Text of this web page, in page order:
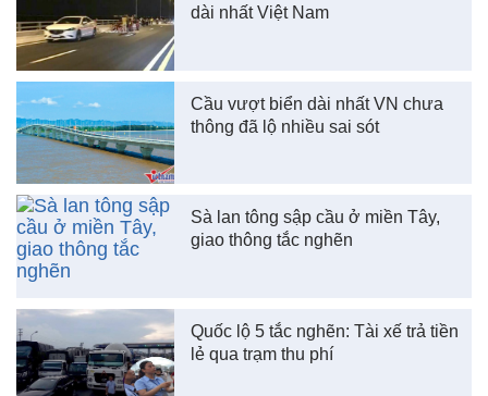
dài nhất Việt Nam
Cầu vượt biển dài nhất VN chưa
thông đã lộ nhiều sai sót
Sà lan tông sập cầu ở miền Tây,
giao thông tắc nghẽn
Quốc lộ 5 tắc nghẽn: Tài xế trả tiền
lẻ qua trạm thu phí